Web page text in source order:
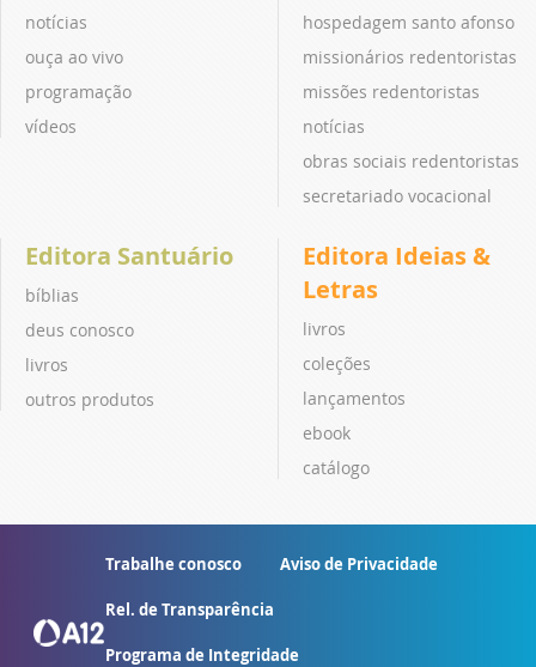
notícias
ouça ao vivo
programação
vídeos
hospedagem santo afonso
missionários redentoristas
missões redentoristas
notícias
obras sociais redentoristas
secretariado vocacional
Editora Santuário
bíblias
deus conosco
livros
outros produtos
Editora Ideias &
Letras
livros
coleções
lançamentos
ebook
catálogo
Trabalhe conosco Aviso de Privacidade
Rel. de Transparência
Programa de Integridade